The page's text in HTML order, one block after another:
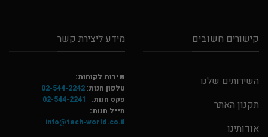
קישורים חשובים
השירותים שלנו
תקנון האתר
אודותינו
מידע ליצירת קשר
שירות לקוחות:
טלפון חנות:
02-544-2242
פקס חנות:
02-544-2241
מייל חנות:
info@tech-world.co.il